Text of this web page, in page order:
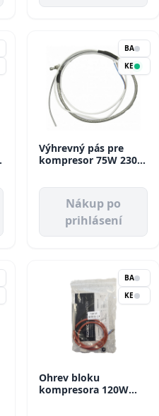
BA
KE
Výhrevný pás pre
kompresor 75W 230V
380 mm
Nákup po
prihlásení
BA
KE
Ohrev bloku
kompresora 120W